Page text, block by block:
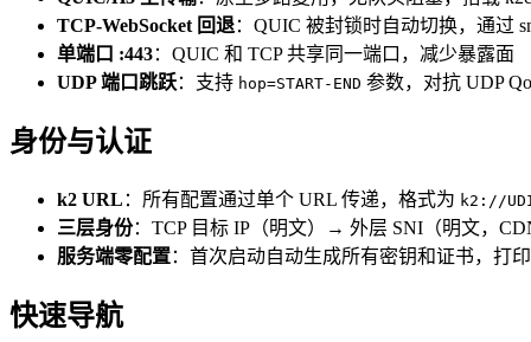
TCP-WebSocket 回退：QUIC 被封锁时自动切换，通过
单端口 :443：QUIC 和 TCP 共享同一端口，减少暴露面
UDP 端口跳跃：支持 hop=START-END 参数，对抗 UDP
身份与认证
k2 URL ：所有配置通过单个 URL 传递，格式为 k2://
三层身份：TCP 目标 IP（明文）→ 外层 SNI（明文，
服务端零配置：首次启动自动生成所有密钥和证书，打
快速导航